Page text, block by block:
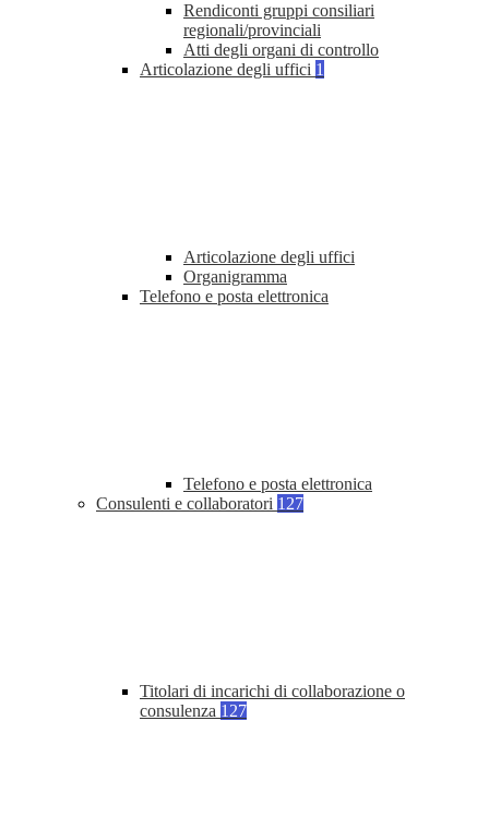
Rendiconti gruppi consiliari
regionali/provinciali
Atti degli organi di controllo
Articolazione degli uffici 1
Articolazione degli uffici
Organigramma
Telefono e posta elettronica
Telefono e posta elettronica
Consulenti e collaboratori 127
Titolari di incarichi di collaborazione o
consulenza 127